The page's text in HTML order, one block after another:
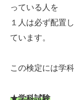
っている人を
１人は必ず配置
ています。
この検定には学